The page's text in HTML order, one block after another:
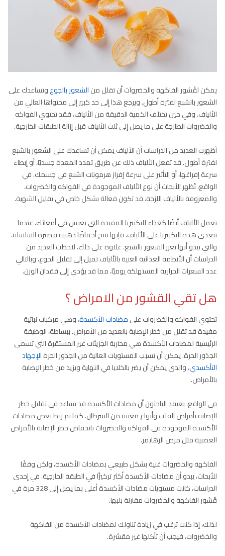
يمكن لقُشور الفاكهة والخضروات أن تقلل منالشعور بالجوعوتساعدك على
الشعور بالشبع لفترة أطول. ويرجع هذا إلى حد كبير إلى محتواها العالي من
الألياف. وفي حين تختلف الكمية الدقيقة من الألياف، فقد تحتوي الفواكه
والخضروات الطازجة على ما يصل إلى ثلث الألياف قبل إزالة الطبقات الخارجية.
أظهرت العديد من الدراسات أن الألياف يمكن أن تساعدك على الشعور بالشبع
لفترة أطول. قد تفعل الألياف ذلك عن طريق تمدد المعدة جسديًا، أو إبطاء
سرعة إفراغها، أو التأثير على سرعة إفراز هرمونات الشبع في جسمك. في
الواقع، تُظهر الأبحاث أن نوع الألياف الموجودة في الفواكه والخضروات،
والمعروفة بالألياف اللزجة، قد تكون فعالة بشكل خاص في تقليل الشهية.
تعمل الألياف أيضًا كغذاء للبكتيريا المفيدة التي تعيش في أمعائك. عندما
تتغذى هذه البكتيريا على الألياف، فإنها تنتج أحماضًا دهنية قصيرة السلسلة،
والتي يبدو أنها تعزز الشعور بالشبع. علاوة على ذلك، لاحظت العديد من
الدراسات أن الأنظمة الغذائية الغنية بالألياف تميل إلى تقليل الجوع، وبالتالي
عدد السعرات الحرارية المستهلكة يوميًا، مما قد يؤدي إلى فقدان الوزن.
هل تقي القشور من الامراض ؟
تحتوي الفواكه والخضروات علىمضادات الأكسدة، وهي مركبات نباتية
مفيدة قد تقلل من خطر الإصابة بالعديد من الأمراض. ببساطة، الوظيفة
الرئيسية لمضادات الأكسدة هي محاربة الجزيئات غير المستقرة التي تسمى
الجذور الحرة. يمكن أن تسبب المستويات العالية من الجذور الحرةالإجهاد
التأكسدي، والذي يمكن أن يضر بالخلايا في النهاية ويزيد من خطر الإصابة
بالأمراض.
في الواقع، يعتقد الباحثون أن مضادات الأكسدة قد تساعد في تقليل خطر
الإصابة بأمراض القلب وأنواع معينة من السرطان. كما تم ربط بعض مضادات
الأكسدة الموجودة في الفواكه والخضروات بانخفاض خطر الإصابة بالأمراض
العصبية مثل مرض الزهايمر.
الفاكهة والخضروات غنية بشكل طبيعي بمضادات الأكسدة، ولكن وفقًا
للأبحاث، يبدو أن مضادات الأكسدة أكثر تركيزًا في الطبقة الخارجية. في إحدى
الدراسات، كانت مستويات مضادات الأكسدة أعلى بما يصل إلى 328 مرة في
قُشور الفاكهة والخضروات مقارنة بلبها.
لذلك، إذا كنت ترغب في زيادة تناولك لمضادات الأكسدة من الفاكهة
والخضروات، فيجب أن تأكلها غير مقشرة.